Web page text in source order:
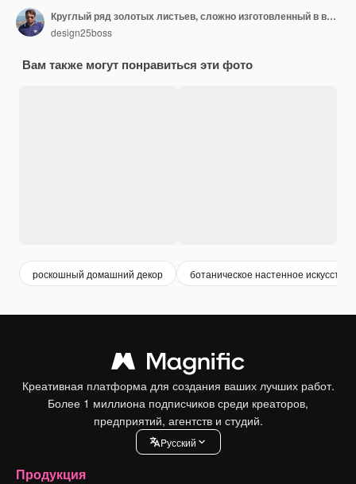
Круглый ряд золотых листьев, сложно изготовленный в венок, установленный на глубоком черном фоне, символизирующий роскошную элегантность и вечную красоту в декоре
design25boss
Вам также могут понравиться эти фото
роскошный домашний декор ботаническое настенное искусство
Креативная платформа для создания ваших лучших работ.
Более 1 миллиона подписчиков среди креаторов,
предприятий, агентств и студий.
Pусский
Продукция